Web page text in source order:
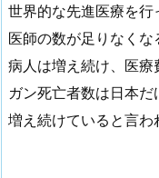
世界的な先進医療を行
医師の数が足りなくな
病人は増え続け、医療
ガン死亡者数は日本だ
増え続けていると言わ